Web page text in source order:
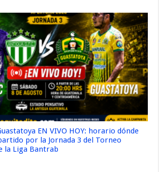
EN VIVO HOY: horario dónde
por la Jornada 3 del Torneo
la Liga Bantrab